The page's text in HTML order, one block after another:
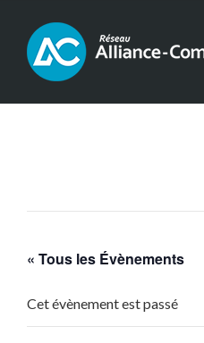
« Tous les Évènements
Cet évènement est passé